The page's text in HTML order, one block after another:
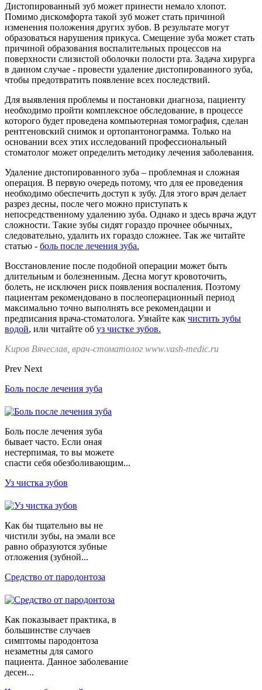
Дистопированный зуб может принести немало хлопот.
Помимо дискомфорта такой зуб может стать причиной
изменения положения других зубов. В результате могут
образоваться нарушения прикуса. Смещение зуба может стать
причиной образования воспалительных процессов на
поверхности слизистой оболочки полости рта. Задача хирурга
в данном случае - провести удаление дистопированного зуба,
чтобы предотвратить появление всех последствий.
Для выявления проблемы и постановки диагноза, пациенту
необходимо пройти комплексное обследование, в процессе
которого будет проведена компьютерная томография, сделан
рентгеновский снимок и ортопантонограмма. Только на
основании всех этих исследований профессиональный
стоматолог может определить методику лечения заболевания.
Удаление дистопированного зуба – проблемная и сложная
операция. В первую очередь потому, что для ее проведения
необходимо обеспечить доступ к зубу. Для этого врач делает
разрез десны, после чего можно приступать к
непосредственному удалению зуба. Однако и здесь врача ждут
сложности. Такие зубы сидят гораздо прочнее обычных,
следовательно, удалить их гораздо сложнее. Так же читайте
статью - боль после лечения зуба.
Восстановление после подобной операции может быть
длительным и болезненным. Десна могут кровоточить,
болеть, не исключен риск появления воспаления. Поэтому
пациентам рекомендовано в послеоперационный период
максимально точно выполнять все рекомендации и
предписания врача-стоматолога. Узнайте как чистить зубы
водой, или читайте об уз чистке зубов.
Киров Вячеслав, врач-стоматолог www.vash-medic.ru
Prev Next
Боль после лечения зуба
Боль после лечения зуба
бывает часто. Если оная
нестерпимая, то вы можете
спасти себя обезболивающим...
Уз чистка зубов
Как бы тщательно вы не
чистили зубы, на эмали все
равно образуются зубные
отложения (зубной...
Средство от пародонтоза
Как показывает практика, в
большинстве случаев
симптомы пародонтоза
незаметны для самого
пациента. Данное заболевание
десен...